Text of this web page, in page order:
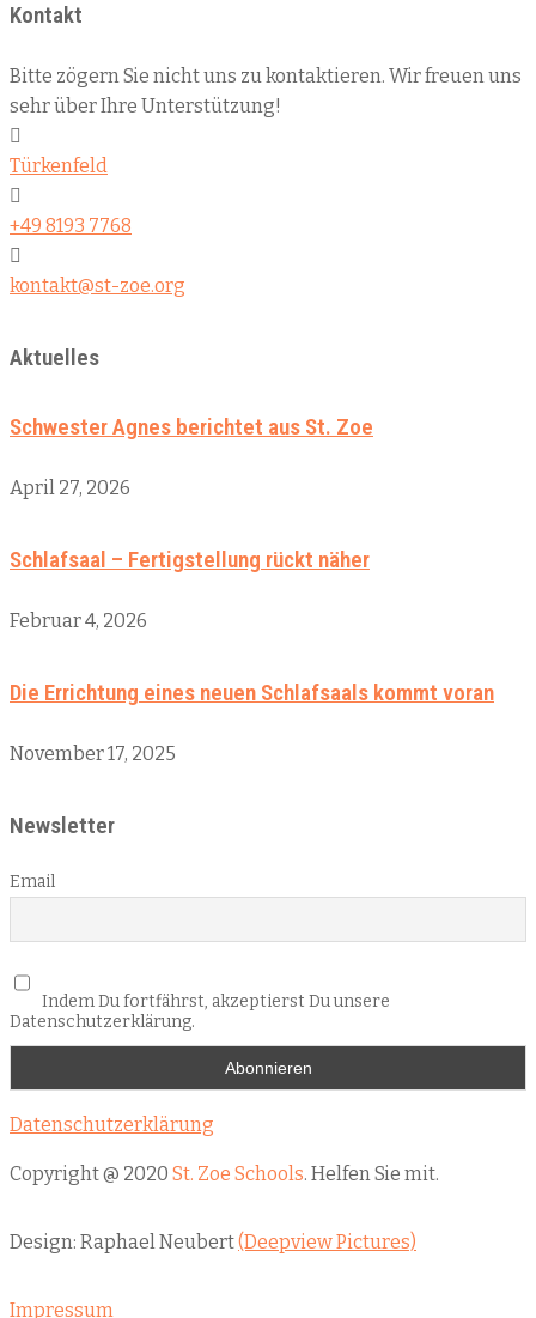
Kontakt
Bitte zögern Sie nicht uns zu kontaktieren. Wir freuen uns
sehr über Ihre Unterstützung!
Türkenfeld
+49 8193 7768
kontakt@st-zoe.org
Aktuelles
Schwester Agnes berichtet aus St. Zoe
April 27, 2026
Schlafsaal – Fertigstellung rückt näher
Februar 4, 2026
Die Errichtung eines neuen Schlafsaals kommt voran
November 17, 2025
Newsletter
Email
Indem Du fortfährst, akzeptierst Du unsere
Datenschutzerklärung.
Datenschutzerklärung
Copyright @ 2020 St. Zoe Schools. Helfen Sie mit.
Design: Raphael Neubert(Deepview Pictures)
Impressum